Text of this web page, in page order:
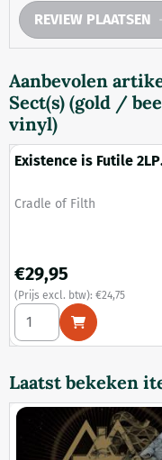
REVIEW PLAATSEN
Aanbevolen
Sect(s) (gold /
vinyl)
Existence is Futile 2LP
Merk:
Cradle of Filth
Prijs: 29,95, exclusief
€29,95
(Prijs excl. btw): €24,75
Aantal kiezen voor
Laatst bekeken